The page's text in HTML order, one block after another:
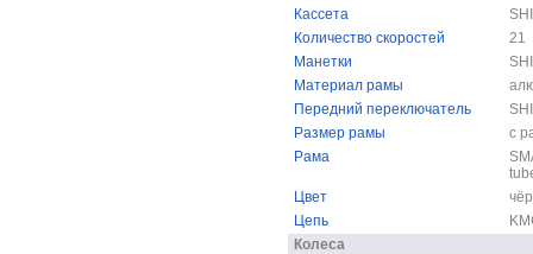
Кассета
Количество скоростей
21
Манетки
Материал рамы
Передний переключатель
Размер рамы
с
Рама
Цвет
Цепь
Колеса